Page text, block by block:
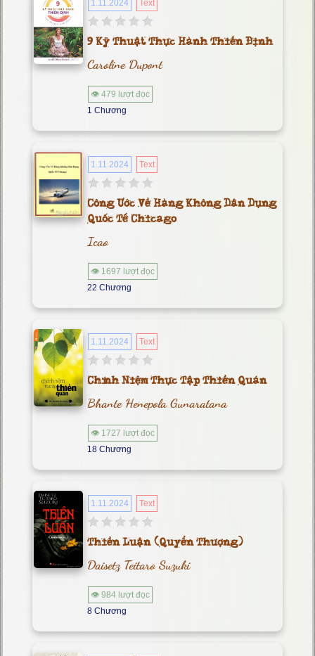
1.11.2024 Text
9 Kỹ Thuật Thực Hành Thiền Định
Caroline Dupont
👁 479 lượt đọc
1 Chương
1.11.2024 Text
Công Ước Về Hàng Không Dân Dụng
Quốc Tế Chicago
Icao
👁 1697 lượt đọc
22 Chương
1.11.2024 Text
Chính Niệm Thực Tập Thiền Quán
Bhante Henepola Gunaratana
👁 1727 lượt đọc
18 Chương
1.11.2024 Text
Thiền Luận (Quyển Thượng)
Daisetz Teitaro Suzuki
👁 984 lượt đọc
8 Chương